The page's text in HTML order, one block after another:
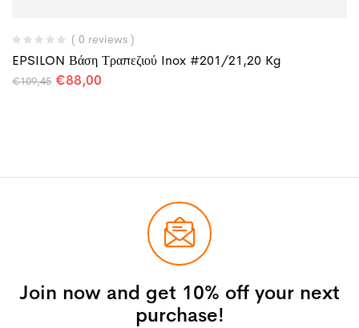
( 0 reviews )
EPSILON Βάση Τραπεζιού Inox #201/21,20 Kg
€109,45 €88,00
Join now and get 10% off your next
purchase!